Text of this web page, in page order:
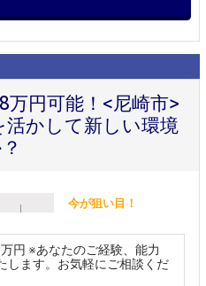
万円可能！<尼崎市>
活かして新しい環境
今が狙い目！
円 ※あなたのご経験、能力
します。お気軽にご相談くだ